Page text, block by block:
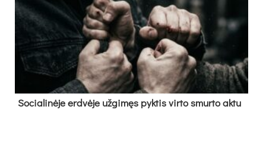
So­cia­li­nė­je erd­vė­je už­gi­męs pyk­tis vir­to smur­to ak­tu